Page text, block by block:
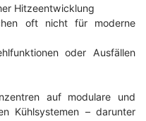
Hitzeentwicklung
oft nicht für moderne
oder Ausfällen
auf modulare und
Kühlsystemen – darunter